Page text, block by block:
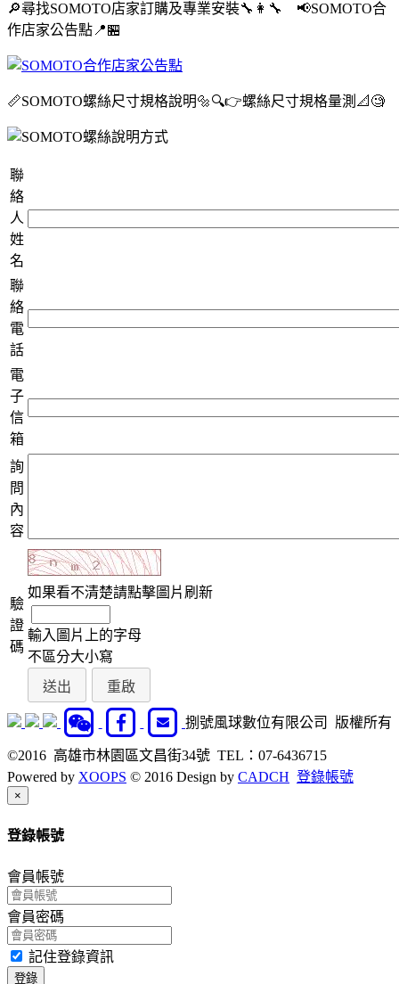
🔎尋找SOMOTO店家訂購及專業安裝🔧👩‍🔧 📢SOMOTO合
作店家公告點📍🏪
📏SOMOTO螺絲尺寸規格說明🔩🔍👉螺絲尺寸規格量測📐🧐
聯
絡
人
姓
名
聯
絡
電
話
電
子
信
箱
詢
問
內
容
驗
證
碼
如果看不清楚請點擊圖片刷新
輸入圖片上的字母
不區分大小寫
捌號風球數位有限公司 版權所有
©2016 高雄市林園區文昌街34號 TEL：07-6436715
Powered by XOOPS © 2016 Design by CADCH 登錄帳號
×
登錄帳號
會員帳號
會員密碼
記住登錄資訊
登錄